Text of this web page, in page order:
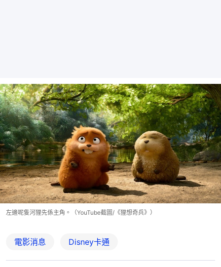
左邊呢隻河狸先係主角。（YouTube截圖/《狸想奇兵》）
電影消息 Disney卡通